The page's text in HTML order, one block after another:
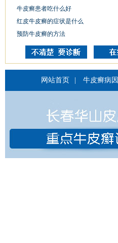
牛皮癣患者吃什么好
红皮牛皮癣的症状是什么
预防牛皮癣的方法
网站首页 牛皮癣病因